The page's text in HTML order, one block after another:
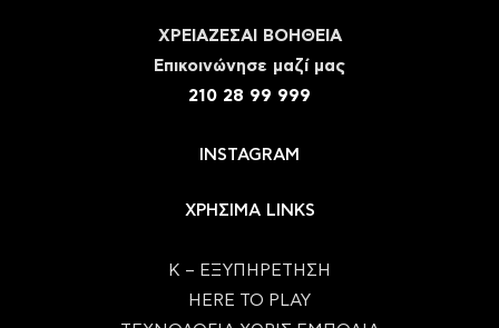
ΧΡΕΙΑΖΕΣΑΙ ΒΟΗΘΕΙΑ
Eπικοινώνησε μαζί μας
210 28 99 999
INSTAGRAM
ΧΡΗΣΙΜΑ LINKS
Κ – ΕΞΥΠΗΡΕΤΗΣΗ
HERE TO PLAY